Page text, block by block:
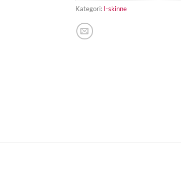
Kategori: I-skinne